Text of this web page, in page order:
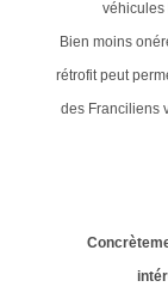
véhicules
Bien moins
rétrofit peut
des Franciliens